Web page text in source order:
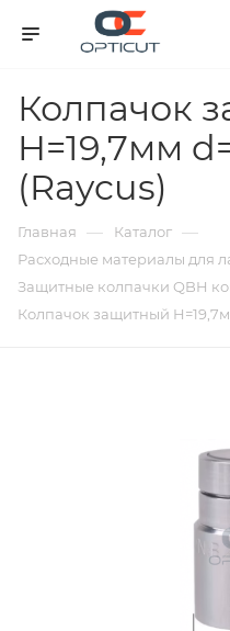
Колпачок
H=19,7мм
(Raycus)
Главная — Каталог —
Расходные материалы для
Защитные колпачки QBH
Колпачок защитный